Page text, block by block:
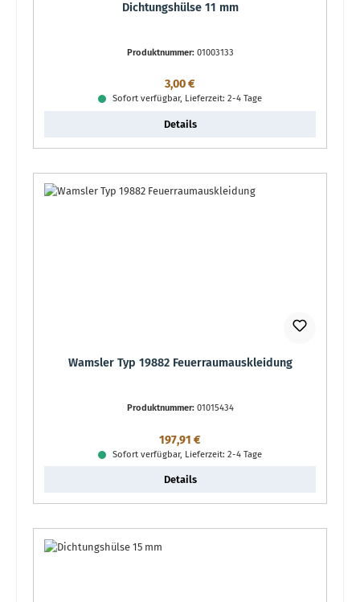
Dichtungshülse 11 mm
Produktnummer: 01003133
Regulärer Preis:
3,00 €
Sofort verfügbar, Lieferzeit: 2-4 Tage
Details
Wamsler Typ 19882 Feuerraumauskleidung
Produktnummer: 01015434
Regulärer Preis:
197,91 €
Sofort verfügbar, Lieferzeit: 2-4 Tage
Details